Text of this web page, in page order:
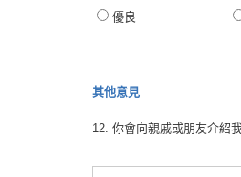
優良
其他意見
12. 你會向親戚或朋友介紹